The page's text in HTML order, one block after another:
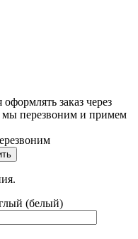
заказ через
мы перезвоним и примем
(белый)